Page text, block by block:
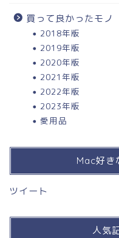
買って良かったモノ
2018年版
2019年版
2020年版
2021年版
2022年版
2023年版
愛用品
Mac好き
ツイート
人気